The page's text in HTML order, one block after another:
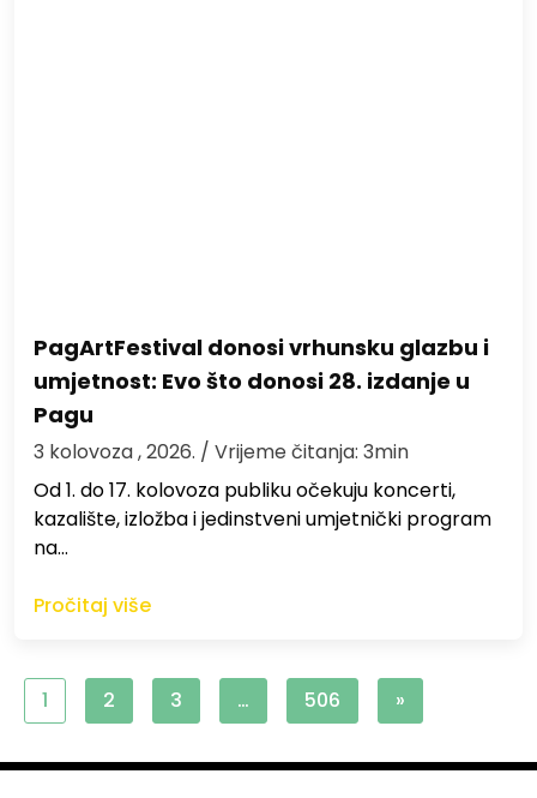
PagArtFestival donosi vrhunsku glazbu i
umjetnost: Evo što donosi 28. izdanje u
Pagu
3 kolovoza , 2026. / Vrijeme čitanja: 3min
Od 1. do 17. kolovoza publiku očekuju koncerti,
kazalište, izložba i jedinstveni umjetnički program
na…
Pročitaj više
1 2 3 … 506 »